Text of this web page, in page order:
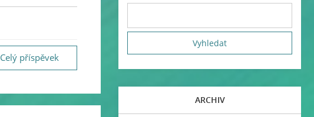
Celý příspěvek
ARCHIV